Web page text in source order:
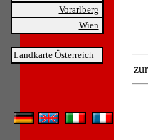
Vorarlberg
Wien
Landkarte Österreich